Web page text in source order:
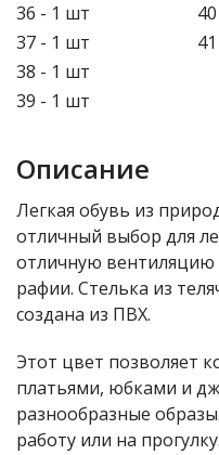
36 - 1 шт
37 - 1 шт
38 - 1 шт
39 - 1 шт
Описание
Легкая обувь из
отличный выбор для
отличную вентиляцию
рафии. Стелька из
создана из ПВХ.
Этот цвет позволяет
платьями, юбками и
разнообразные
работу или на прогулку.